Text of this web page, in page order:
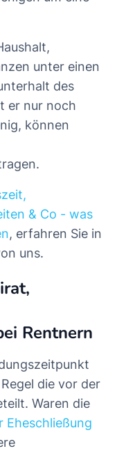
unter einen
des
er nur noch
können
& Co - was
, erfahren Sie in
uns.
Rentnern
die vor der
Waren die
Eheschließung